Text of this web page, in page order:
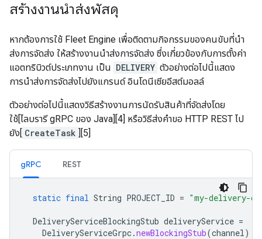
สร้างงานนำส่งพัสดุ
หากต้องการใช้ Fleet Engine เพื่อติดตามกิจกรรมของคนขับที่นำ
ส่งการจัดส่ง ให้สร้างงานนำส่งการจัดส่ง ซึ่งเกี่ยวข้องกับการตั้งค่า
แอตทริบิวต์ประเภทงาน เป็น DELIVERY ตัวอย่างต่อไปนี้แสดง
การนำส่งการจัดส่งไปยังแกรนด์ อินโดนีเซียอีสต์มอลล์
ตัวอย่างต่อไปนี้แสดงวิธีสร้างงานการนัดรับสินค้าที่จัดส่งโดย
ใช้[ไลบรารี gRPC ของ Java][4] หรือวิธีส่งคำขอ HTTP REST ไป
ยัง[ CreateTask ][5]
gRPC REST
static final String PROJECT_ID = "my-delivery-
DeliveryServiceBlockingStub deliveryService =
DeliveryServiceGrpc.newBlockingStub(channel);